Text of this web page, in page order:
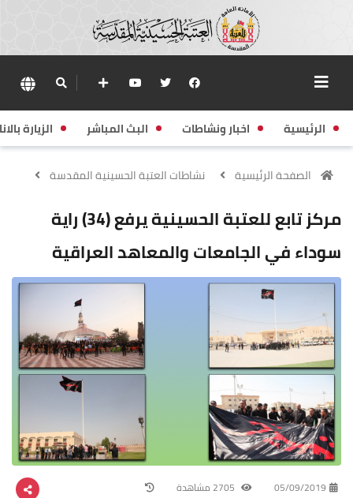
الرئيسية اخبار ونشاطات البث المباشر الزيارة
الصفحة الرئيسية نشاطات العتبة الحسينية المقدسة
مركز تابع للعتبة الحسينية يرفع (34) راية
سوداء في الجامعات والمعاهد العراقية
05/09/2019